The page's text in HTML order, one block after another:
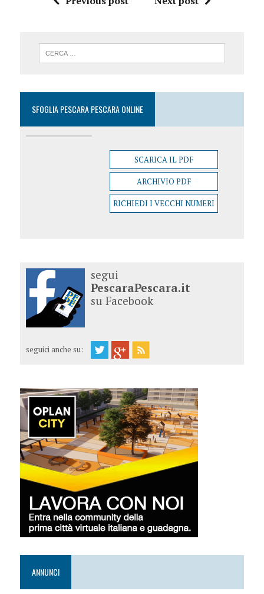
SFOGLIA PESCARA PESCARA ONLINE
SCARICA IL PDF
ARCHIVIO PDF
RICHIEDI I VECCHI NUMERI
segui
PescaraPescara.it
su Facebook
seguici anche su:
ANNUNCI